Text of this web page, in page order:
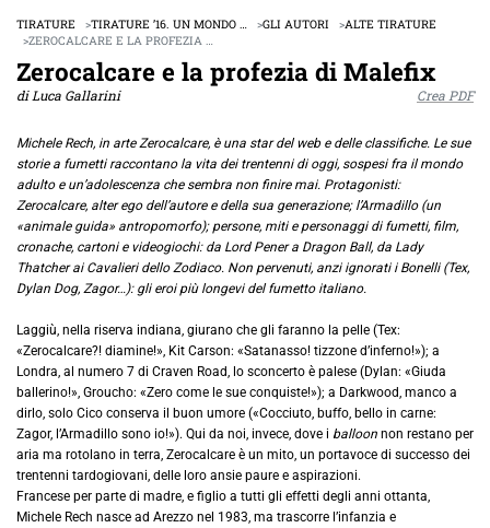
TIRATURE TIRATURE ’16. UN MONDO … GLI AUTORI
ALTE TIRATURE
ZEROCALCARE E LA PROFEZIA …
Zerocalcare e la profezia di Malefix
di Luca Gallarini Crea PDF
Michele Rech, in arte Zerocalcare, è una star del web e delle classifiche. Le sue
storie a fumetti raccontano la vita dei trentenni di oggi, sospesi fra il mondo
adulto e un’adolescenza che sembra non finire mai. Protagonisti:
Zerocalcare, alter ego dell’autore e della sua generazione; l’Armadillo (un
«animale guida» antropomorfo); persone, miti e personaggi di fumetti, film,
cronache, cartoni e videogiochi: da Lord Pener a Dragon Ball, da Lady
Thatcher ai Cavalieri dello Zodiaco. Non pervenuti, anzi ignorati i Bonelli (Tex,
Dylan Dog, Zagor…): gli eroi più longevi del fumetto italiano.
Laggiù, nella riserva indiana, giurano che gli faranno la pelle (Tex:
«Zerocalcare?! diamine!», Kit Carson: «Satanasso! tizzone d’inferno!»); a
Londra, al numero 7 di Craven Road, lo sconcerto è palese (Dylan: «Giuda
ballerino!», Groucho: «Zero come le sue conquiste!»); a Darkwood, manco a
dirlo, solo Cico conserva il buon umore («Cocciuto, buffo, bello in carne:
Zagor, l’Armadillo sono io!»). Qui da noi, invece, dove i balloon non restano per
aria ma rotolano in terra, Zerocalcare è un mito, un portavoce di successo dei
trentenni tardogiovani, delle loro ansie paure e aspirazioni.
Francese per parte di madre, e figlio a tutti gli effetti degli anni ottanta,
Michele Rech nasce ad Arezzo nel 1983, ma trascorre l’infanzia e